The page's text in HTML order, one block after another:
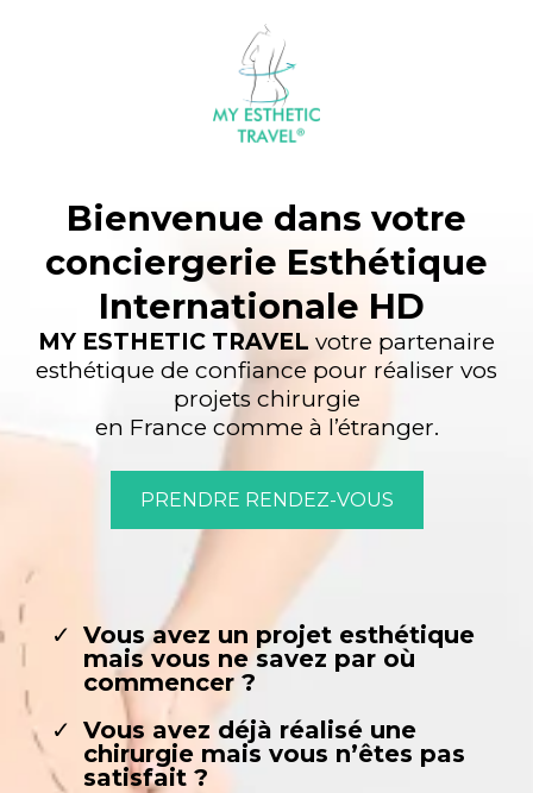
Bienvenue dans votre
conciergerie Esthétique
Internationale HD
MY ESTHETIC TRAVEL votre partenaire
esthétique de confiance pour réaliser vos
projets chirurgie
en France comme à l’étranger.
PRENDRE RENDEZ-VOUS
Vous avez un projet esthétique
mais vous ne savez par où
commencer ?
Vous avez déjà réalisé une
chirurgie mais vous n’êtes pas
satisfait ?